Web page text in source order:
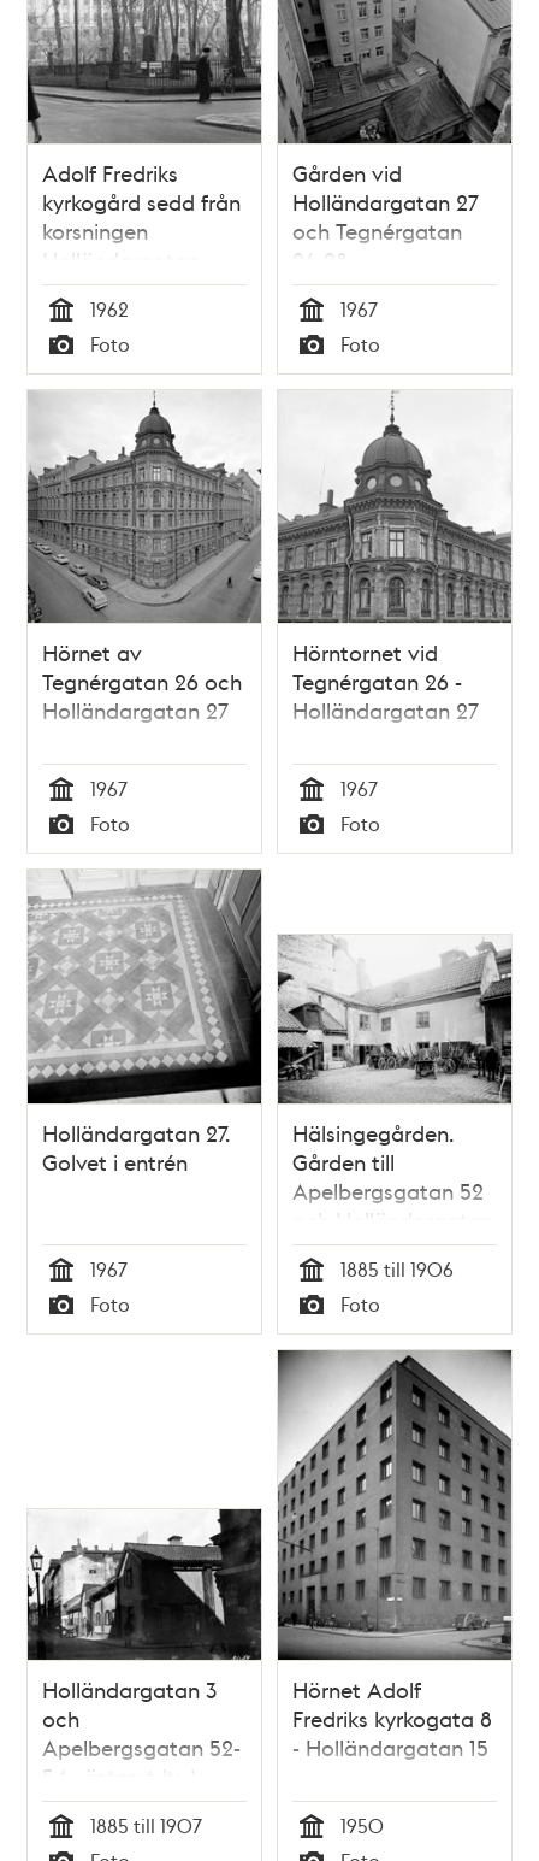
Adolf Fredriks
kyrkogård sedd från
korsningen
Holländargatan -
Kammakargatan. I
bakgrunden
Bonnierhuset vid
Sveavägen
Tid
1962
Typ
Foto
Gården vid
Holländargatan 27
och Tegnérgatan
26-28
Tid
1967
Typ
Foto
Hörnet av
Tegnérgatan 26 och
Holländargatan 27
Tid
1967
Typ
Foto
Hörntornet vid
Tegnérgatan 26 -
Holländargatan 27
Tid
1967
Typ
Foto
Holländargatan 27.
Golvet i entrén
Tid
1967
Typ
Foto
Hälsingegården.
Gården till
Apelbergsgatan 52
och Holländargatan
3. Revs 1906
Tid
1885 till 1906
Typ
Foto
Holländargatan 3
och
Apelbergsgatan 52-
54 västerut (t.v.).
Hälsingegården
Tid
1885 till 1907
Hörnet Adolf
Fredriks kyrkogata 8
- Holländargatan 15
Tid
1950